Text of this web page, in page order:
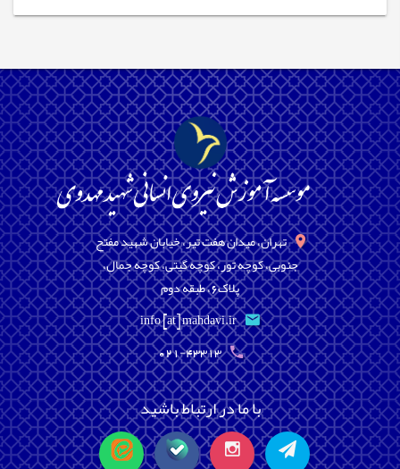
تهران، میدان هفت تیر، خیابان شهید مفتح
جنوبی، کوچه تور، کوچه گیتی، کوچه جمال،
پلاک6، طبقه دوم
info [at] mahdavi.ir
021-43313
با ما در ارتباط باشید